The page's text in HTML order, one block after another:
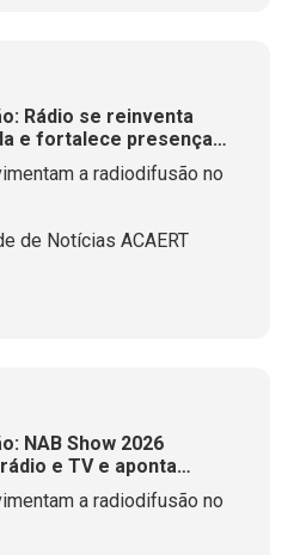
Rádio se reinventa
e fortalece presença
a radiodifusão no
de Notícias ACAERT
NAB Show 2026
e TV e aponta
no Brasil
a radiodifusão no